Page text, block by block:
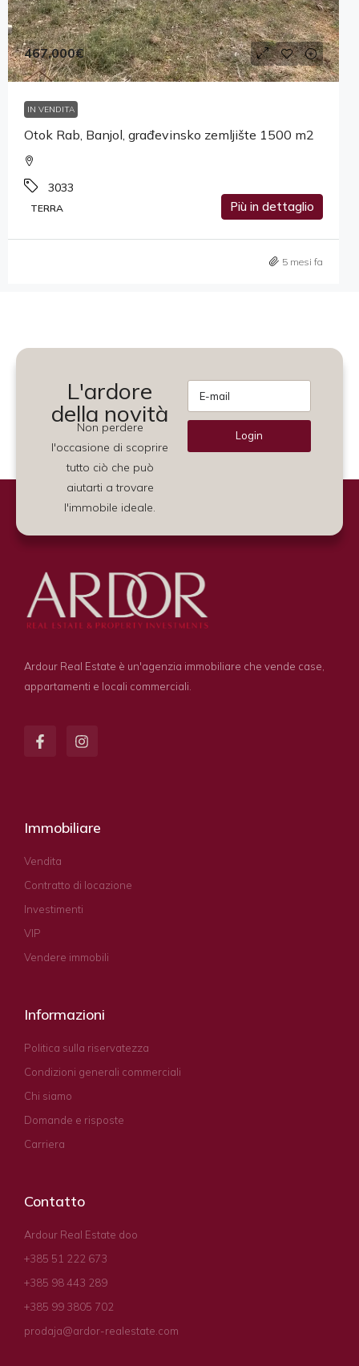
467,000€
IN VENDITA
Otok Rab, Banjol, građevinsko zemljište 1500 m2
3033
TERRA Più in dettaglio
5 mesi fa
L'ardore
della novità
Non perdere
l'occasione di scoprire
tutto ciò che può
aiutarti a trovare
l'immobile ideale.
Login
Ardour Real Estate è un'agenzia immobiliare che vende case,
appartamenti e locali commerciali.
Immobiliare
Vendita
Contratto di locazione
Investimenti
VIP
Vendere immobili
Informazioni
Politica sulla riservatezza
Condizioni generali commerciali
Chi siamo
Domande e risposte
Carriera
Contatto
Ardour Real Estate doo
+385 51 222 673
+385 98 443 289
+385 99 3805 702
prodaja@ardor-realestate.com